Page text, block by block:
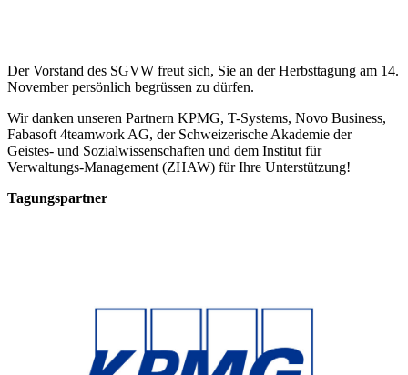
Der Vorstand des SGVW freut sich, Sie an der Herbsttagung am 14.
November persönlich begrüssen zu dürfen.
Wir danken unseren Partnern KPMG, T-Systems, Novo Business,
Fabasoft 4teamwork AG, der Schweizerische Akademie der
Geistes- und Sozialwissenschaften und dem Institut für
Verwaltungs-Management (ZHAW) für Ihre Unterstützung!
Tagungspartner